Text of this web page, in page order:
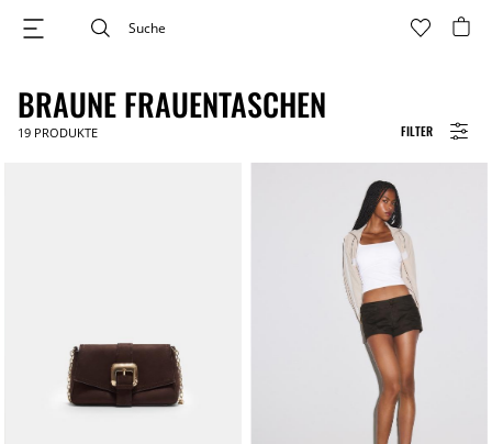
FILTER
BRAUNE FRAUENTASCHEN
19 PRODUKTE